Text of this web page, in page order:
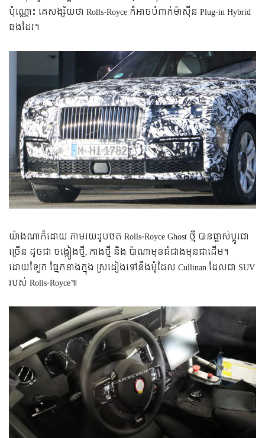
ប៉ុណ្ណោះ គេសង្ស័យថា Rolls-Royce ក៏អាចបំពាក់ម៉ាស៊ីន Plug-in Hybrid
ផងដែរ។
យ៉ាងណាក៏ដោយ តាមរយៈរូបថត Rolls-Royce Ghost ថ្មី បានផ្លាស់ប្តូរជា
ច្រើន ដូចជា ចង្កៀងថ្មី, កាងថ្មី និង ប៉ាណាមុខធំជាងមុនជាដើម។
ដោយឡែក ផ្នែកខាងក្នុង ស្រដៀងទៅនឹងម៉ូដែល Cullinan ដែលជា SUV
របស់ Rolls-Royce៕